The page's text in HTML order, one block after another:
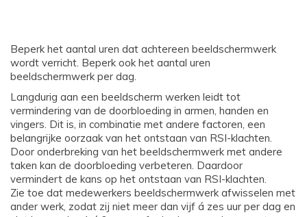
Beperk het aantal uren dat achtereen beeldschermwerk
wordt verricht. Beperk ook het aantal uren
beeldschermwerk per dag.
Langdurig aan een beeldscherm werken leidt tot
vermindering van de doorbloeding in armen, handen en
vingers. Dit is, in combinatie met andere factoren, een
belangrijke oorzaak van het ontstaan van RSI-klachten.
Door onderbreking van het beeldschermwerk met andere
taken kan de doorbloeding verbeteren. Daardoor
vermindert de kans op het ontstaan van RSI-klachten.
Zie toe dat medewerkers beeldschermwerk afwisselen met
ander werk, zodat zij niet meer dan vijf á zes uur per dag en